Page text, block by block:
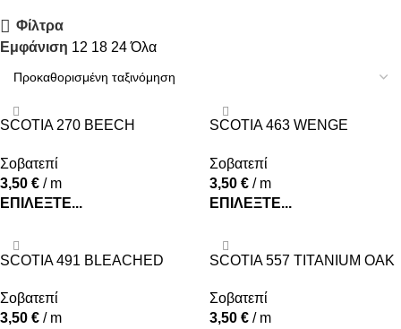
Φίλτρα
Εμφάνιση 12 18 24Όλα
SCOTIA 270 BEECH
Σοβατεπί
3,50 € / m
ΕΠΙΛΈΞΤΕ...
SCOTIA 463 WENGE
Σοβατεπί
3,50 € / m
ΕΠΙΛΈΞΤΕ...
SCOTIA 491 BLEACHED
Σοβατεπί
3,50 € / m
SCOTIA 557 TITANIUM OAK
Σοβατεπί
3,50 € / m